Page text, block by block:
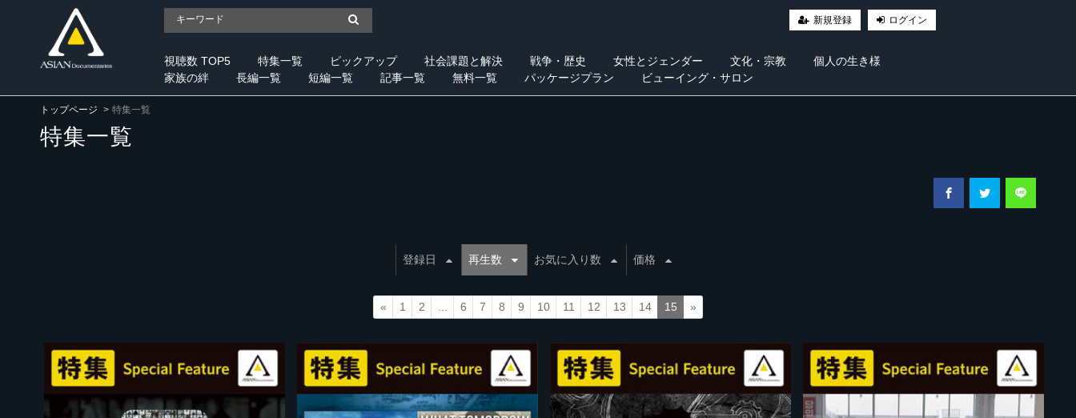
新規登録 ログイン
視聴数 TOP5 特集一覧 ピックアップ 社会課題と解決 戦争・歴史 女性とジェンダー 文化・宗教
個人の生き様
家族の絆
長編一覧 短編一覧 記事一覧 無料一覧 パッケージプラン ビューイング・サロン
トップページ 特集一覧
特集一覧
登録日 再生数 お気に入り数 価格
« 1 2 6 7 8 9 10 11 12 13 14 15 »